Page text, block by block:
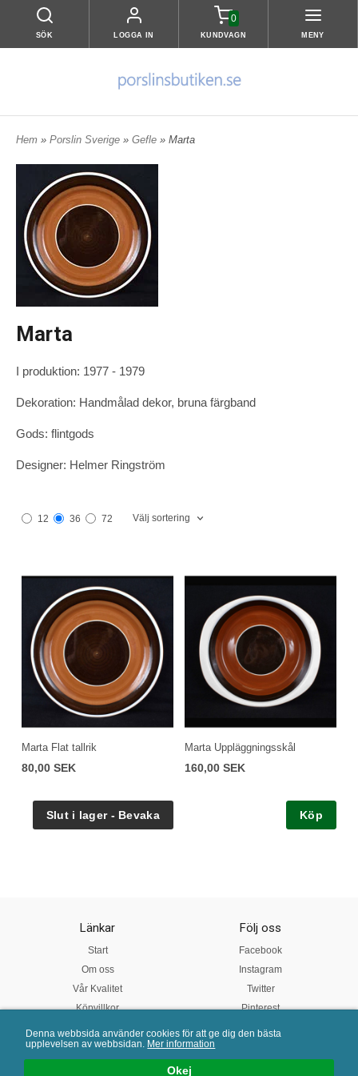
Okej
Denna webbsida använder cookies för att ge dig den bästa
upplevelsen av webbsidan. Mer information
SÖK LOGGA IN
0
KUNDVAGN MENY
Hem » Porslin Sverige » Gefle » Marta
Marta
I produktion: 1977 - 1979
Dekoration: Handmålad dekor, bruna färgband
Gods: flintgods
Designer: Helmer Ringström
12 36 72 Välj sortering
Marta Flat tallrik
80,00 SEK
Marta Uppläggningsskål
160,00 SEK
Köp
Länkar
Start
Om oss
Vår Kvalitet
Köpvillkor
Följ oss
Facebook
Instagram
Twitter
Pinterest
eValent Group